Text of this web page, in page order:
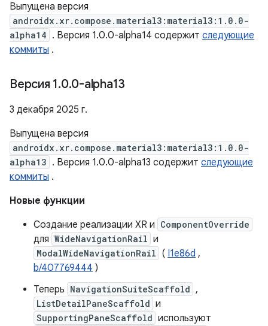
Выпущена версия
androidx.xr.compose.material3:material3:1.0.0-
alpha14 . Версия 1.0.0-alpha14 содержит следующие
коммиты .
Версия 1.0.0-alpha13
3 декабря 2025 г.
Выпущена версия
androidx.xr.compose.material3:material3:1.0.0-
alpha13 . Версия 1.0.0-alpha13 содержит следующие
коммиты .
Новые функции
Создание реализации XR и ComponentOverride
для WideNavigationRail и
ModalWideNavigationRail ( I1e86d ,
b/407769444 )
Теперь NavigationSuiteScaffold ,
ListDetailPaneScaffold и
SupportingPaneScaffold используют